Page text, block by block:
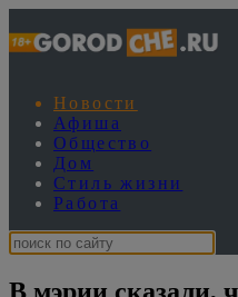
Новости
Афиша
Общество
Дом
Стиль жизни
Работа